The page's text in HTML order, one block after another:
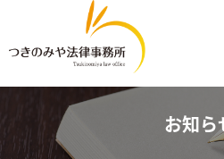
お知ら